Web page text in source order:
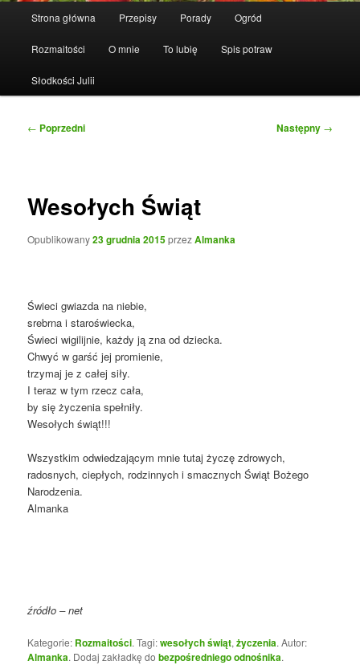
Strona główna Przepisy Porady Ogród
Rozmaitości O mnie To lubię Spis potraw
Słodkości Julii
Nawigacja
← Poprzedni Następny →
Wesołych Świąt
Opublikowany23 grudnia 2015przezAlmanka
Świeci gwiazda na niebie,
srebrna i staroświecka,
Świeci wigilijnie, każdy ją zna od dziecka.
Chwyć w garść jej promienie,
trzymaj je z całej siły.
I teraz w tym rzecz cała,
by się życzenia spełniły.
Wesołych świąt!!!
Wszystkim odwiedzającym mnie tutaj życzę zdrowych,
radosnych, ciepłych, rodzinnych i smacznych Świąt Bożego
Narodzenia.
Almanka
źródło – net
Kategorie: Rozmaitości. Tagi:wesołych świąt,życzenia. Autor:
Almanka. Dodaj zakładkę dobezpośredniego odnośnika.